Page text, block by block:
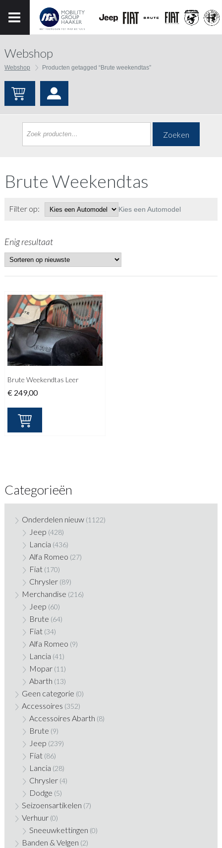
Webshop
Webshop Producten getagged “Brute weekendtas”
Zoeken
Brute Weekendtas
Filter op: Kies een Automodel
Enig resultaat
Brute Weekendtas Leer
€ 249,00
Categorieën
Onderdelen nieuw (1122)
Jeep (428)
Lancia (436)
Alfa Romeo (27)
Fiat (170)
Chrysler (89)
Merchandise (216)
Jeep (60)
Brute (64)
Fiat (34)
Alfa Romeo (9)
Lancia (41)
Mopar (11)
Abarth (13)
Geen categorie (0)
Accessoires (352)
Accessoires Abarth (8)
Brute (9)
Jeep (239)
Fiat (86)
Lancia (28)
Chrysler (4)
Dodge (5)
Seizoensartikelen (7)
Verhuur (0)
Sneeuwkettingen (0)
Banden & Velgen (2)